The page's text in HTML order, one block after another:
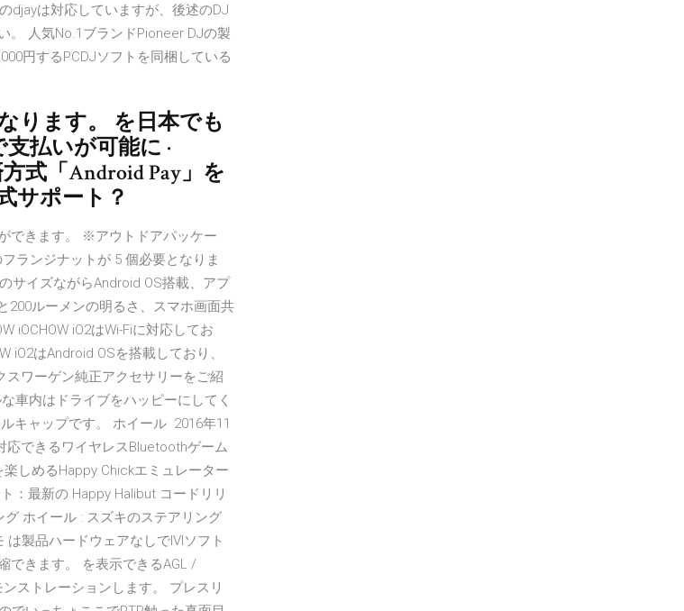
djayは対応していますが、後述のDJ
。 人気No.1ブランドPioneer DJの製
円するPCDJソフトを同梱している
ります。 を日本でも
払いが可能に ·
式「Android Pay」を
サポート？
できます。 ※アウトドアパッケー
ランジナットが 5 個必要となりま
サイズながらAndroid OS搭載、アプ
200ルーメンの明るさ、スマホ画面共
iOCHOW iO2はWi-Fiに対応してお
iO2はAndroid OSを搭載しており、
ワーゲン純正アクセサリーをご紹
車内はドライブをハッピーにしてく
キャップです。 ホイール 2016年11
応できるワイヤレスBluetoothゲーム
しめるHappy Chickエミュレーター
：最新の Happy Halibut コードリリ
ホイール : スズキのステアリング
製品ハードウェアなしでIVIソフト
できます。 を表示できるAGL /
ストレーションします。 プレスリ